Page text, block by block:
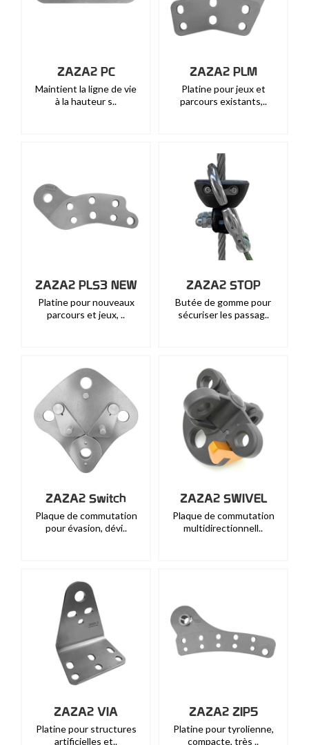
ZAZA2 PC
Maintient la ligne de vie
à la hauteur s..
ZAZA2 PLM
Platine pour jeux et
parcours existants,..
ZAZA2 PLS3 NEW
Platine pour nouveaux
parcours et jeux, ..
ZAZA2 STOP
Butée de gomme pour
sécuriser les passag..
ZAZA2 Switch
Plaque de commutation
pour évasion, dévi..
ZAZA2 SWIVEL
Plaque de commutation
multidirectionnell..
ZAZA2 VIA
Platine pour structures
artificielles et..
ZAZA2 ZIP5
Platine pour tyrolienne,
compacte, très ..